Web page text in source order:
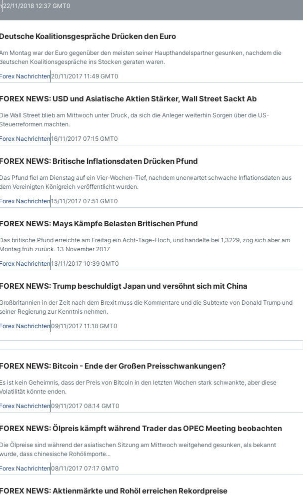
22/11/2018 12:37 GMT0
21/11/2018 12:35 GMT0
20/11/2018 12:50 GMT0
Deutsche Koalitionsgespräche Drücken den Euro
Montag war der Euro gegenüber den meisten seiner Haupthandelspartner gesunken, nachdem die
Koalitionsgespräche ins Stocken geraten waren.
Forex Nachrichten20/11/2017 11:49 GMT0
FOREX NEWS: USD und Asiatische Aktien Stärker, Wall Street Sackt Ab
Die Wall Street blieb am Mittwoch unter Druck, da sich die Anleger weiterhin Sorgen über die US-
Steuerreformen machten.
Forex Nachrichten16/11/2017 07:15 GMT0
FOREX NEWS: Britische Inflationsdaten Drücken Pfund
Das Pfund fiel am Dienstag auf ein Vier-Wochen-Tief, nachdem unerwartet schwache Inflationsdaten aus
Vereinigten Königreich veröffentlicht wurden.
Forex Nachrichten15/11/2017 07:51 GMT0
FOREX NEWS: Mays Kämpfe Belasten Britischen Pfund
Das britische Pfund erreichte am Freitag ein Acht-Tage-Hoch, und handelte bei 1,3229, zog sich aber am
Montag früh zurück. 13 November 2017
Forex Nachrichten13/11/2017 10:39 GMT0
FOREX NEWS: Trump beschuldigt Japan und versöhnt sich mit China
in der Zeit nach dem Brexit muss die Kommentare und die Subtexte von Donald Trump und
Regierung zur Kenntnis nehmen.
Forex Nachrichten09/11/2017 11:18 GMT0
FOREX NEWS: Bitcoin - Ende der Großen Preisschwankungen?
Es ist kein Geheimnis, dass der Preis von Bitcoin in den letzten Wochen stark schwankte, aber diese
könnte enden.
Forex Nachrichten09/11/2017 08:14 GMT0
FOREX NEWS: Ölpreis kämpft während Trader das OPEC Meeting beobachten
Die Ölpreise sind während der asiatischen Sitzung am Mittwoch weitgehend gesunken, als bekannt
dass chinesische Rohölimporte...
Forex Nachrichten08/11/2017 07:17 GMT0
FOREX NEWS: Aktienmärkte und Rohöl erreichen Rekordpreise